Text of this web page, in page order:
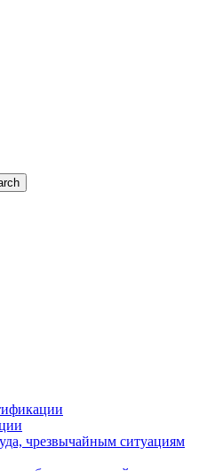
чрезвычайным ситуациям